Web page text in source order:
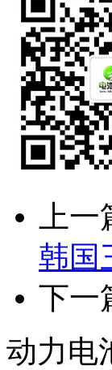
上一
韩国
下一
动力电